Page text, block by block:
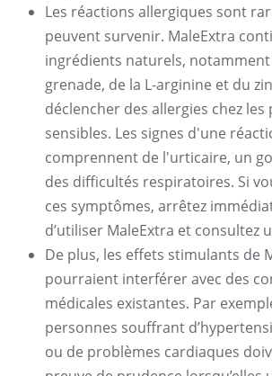
Les réactions allergiques sont
peuvent survenir. MaleExtra
ingrédients naturels,
grenade, de la L-arginine et du
déclencher des allergies chez les
sensibles. Les signes d'une
comprennent de l'urticaire, un
des difficultés respiratoires. Si
ces symptômes, arrêtez
d’utiliser MaleExtra et consultez
De plus, les effets stimulants de
pourraient interférer avec des
médicales existantes. Par
personnes souffrant
ou de problèmes cardiaques